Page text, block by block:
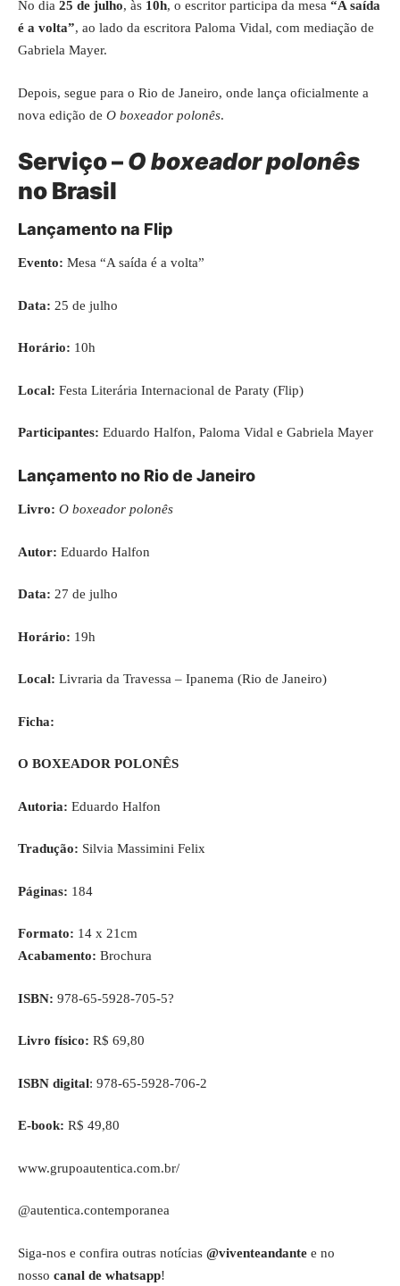
No dia 25 de julho, às 10h, o escritor participa da mesa “A saída
é a volta”, ao lado da escritora Paloma Vidal, com mediação de
Gabriela Mayer.
Depois, segue para o Rio de Janeiro, onde lança oficialmente a
nova edição de O boxeador polonês.
Serviço –O boxeador polonês
no Brasil
Lançamento na Flip
Evento: Mesa “A saída é a volta”
Data: 25 de julho
Horário: 10h
Local: Festa Literária Internacional de Paraty (Flip)
Participantes: Eduardo Halfon, Paloma Vidal e Gabriela Mayer
Lançamento no Rio de Janeiro
Livro: O boxeador polonês
Autor: Eduardo Halfon
Data: 27 de julho
Horário: 19h
Local: Livraria da Travessa – Ipanema (Rio de Janeiro)
Ficha:
O BOXEADOR POLONÊS
Autoria: Eduardo Halfon
Tradução: Silvia Massimini Felix
Páginas: 184
Formato: 14 x 21cm
Acabamento: Brochura
ISBN: 978-65-5928-705-5?
Livro físico: R$ 69,80
ISBN digital: 978-65-5928-706-2
E-book: R$ 49,80
www.grupoautentica.com.br/
@autentica.contemporanea
Siga-nos e confira outras notícias @viventeandante e no
nosso canal de whatsapp!